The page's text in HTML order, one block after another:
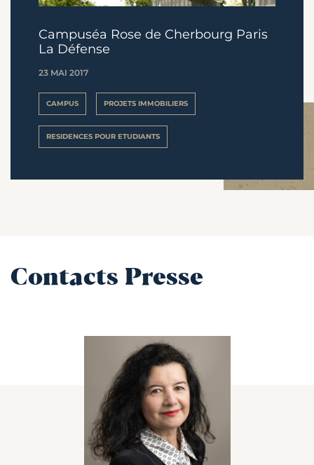
Campuséa Rose de Cherbourg Paris
La Défense
23 MAI 2017
CAMPUS PROJETS IMMOBILIERS
RESIDENCES POUR ETUDIANTS
Contacts Presse